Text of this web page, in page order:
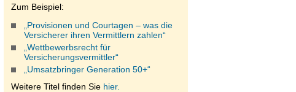
Zum Beispiel:
„Provisionen und Courtagen – was die
Versicherer ihren Vermittlern zahlen“
„Wettbewerbsrecht für
Versicherungsvermittler“
„Umsatzbringer Generation 50+“
Weitere Titel finden Sie hier.